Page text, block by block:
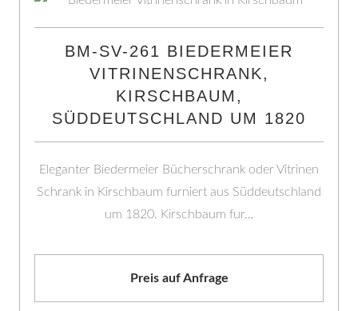
BM-SV-261 BIEDERMEIER
VITRINENSCHRANK,
KIRSCHBAUM,
SÜDDEUTSCHLAND UM 1820
Eleganter Biedermeier Bücherschrank oder Vitrinen
Schrank in Kirschbaum furniert aus Süddeutschland
um 1820. Kirschbaum fur…
Preis auf Anfrage